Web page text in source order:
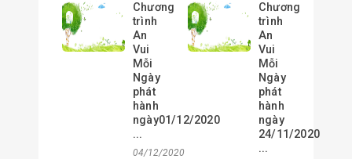
Chương
trình
An
Vui
Mỗi
Ngày
phát
hành
ngày01/12/2020
...
04/12/2020
Chương
trình
An
Vui
Mỗi
Ngày
phát
hành
ngày
24/11/2020
...